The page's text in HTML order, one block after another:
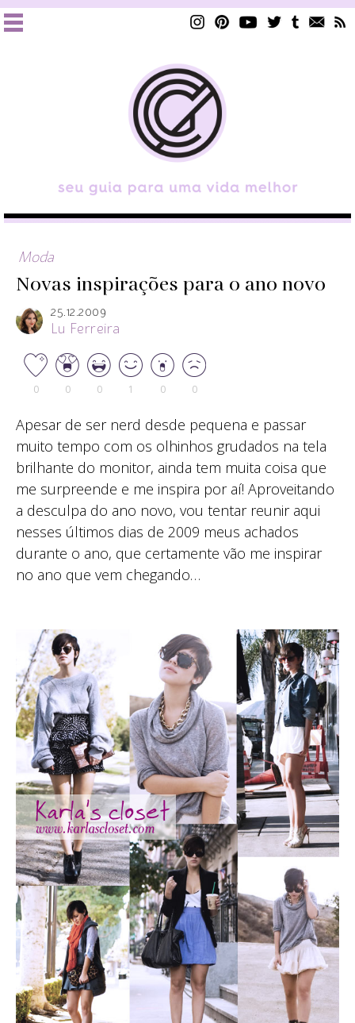
Moda
Novas inspirações para o ano novo
25.12.2009
Lu Ferreira
0 0 0 1 0 0
Apesar de ser nerd desde pequena e passar
muito tempo com os olhinhos grudados na tela
brilhante do monitor, ainda tem muita coisa que
me surpreende e me inspira por aí! Aproveitando
a desculpa do ano novo, vou tentar reunir aqui
nesses últimos dias de 2009 meus achados
durante o ano, que certamente vão me inspirar
no ano que vem chegando…